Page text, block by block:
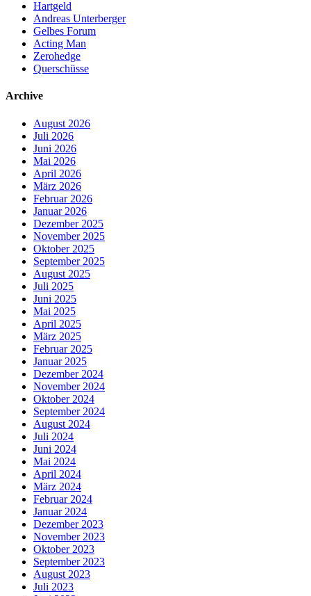
Hartgeld
Andreas Unterberger
Gelbes Forum
Acting Man
Zerohedge
Querschüsse
Archive
August 2026
Juli 2026
Juni 2026
Mai 2026
April 2026
März 2026
Februar 2026
Januar 2026
Dezember 2025
November 2025
Oktober 2025
September 2025
August 2025
Juli 2025
Juni 2025
Mai 2025
April 2025
März 2025
Februar 2025
Januar 2025
Dezember 2024
November 2024
Oktober 2024
September 2024
August 2024
Juli 2024
Juni 2024
Mai 2024
April 2024
März 2024
Februar 2024
Januar 2024
Dezember 2023
November 2023
Oktober 2023
September 2023
August 2023
Juli 2023